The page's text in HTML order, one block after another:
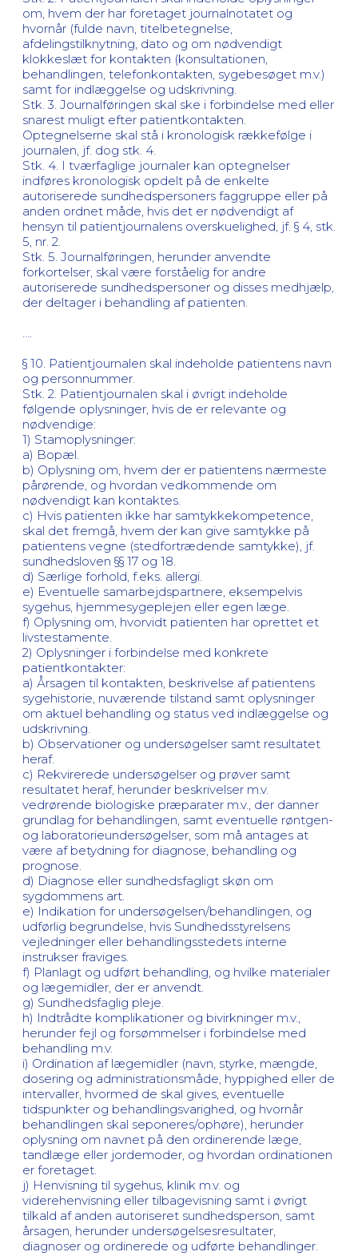
om, hvem der har foretaget journalnotatet og
hvornår (fulde navn, titelbetegnelse,
afdelingstilknytning, dato og om nødvendigt
klokkeslæt for kontakten (konsultationen,
behandlingen, telefonkontakten, sygebesøget m.v.)
samt for indlæggelse og udskrivning.
Stk. 3. Journalføringen skal ske i forbindelse med eller
snarest muligt efter patientkontakten.
Optegnelserne skal stå i kronologisk rækkefølge i
journalen, jf. dog stk. 4.
Stk. 4. I tværfaglige journaler kan optegnelser
indføres kronologisk opdelt på de enkelte
autoriserede sundhedspersoners faggruppe eller på
anden ordnet måde, hvis det er nødvendigt af
hensyn til patientjournalens overskuelighed, jf. § 4, stk.
5, nr. 2.
Stk. 5. Journalføringen, herunder anvendte
forkortelser, skal være forståelig for andre
autoriserede sundhedspersoner og disses medhjælp,
der deltager i behandling af patienten.
§ 10. Patientjournalen skal indeholde patientens navn
og personnummer.
Stk. 2. Patientjournalen skal i øvrigt indeholde
følgende oplysninger, hvis de er relevante og
nødvendige:
1) Stamoplysninger:
a) Bopæl.
b) Oplysning om, hvem der er patientens nærmeste
pårørende, og hvordan vedkommende om
nødvendigt kan kontaktes.
c) Hvis patienten ikke har samtykkekompetence,
skal det fremgå, hvem der kan give samtykke på
patientens vegne (stedfortrædende samtykke), jf.
sundhedsloven §§ 17 og 18.
d) Særlige forhold, f.eks. allergi.
e) Eventuelle samarbejdspartnere, eksempelvis
sygehus, hjemmesygeplejen eller egen læge.
f) Oplysning om, hvorvidt patienten har oprettet et
livstestamente.
2) Oplysninger i forbindelse med konkrete
patientkontakter:
a) Årsagen til kontakten, beskrivelse af patientens
sygehistorie, nuværende tilstand samt oplysninger
om aktuel behandling og status ved indlæggelse og
udskrivning.
b) Observationer og undersøgelser samt resultatet
heraf.
c) Rekvirerede undersøgelser og prøver samt
resultatet heraf, herunder beskrivelser m.v.
vedrørende biologiske præparater m.v., der danner
grundlag for behandlingen, samt eventuelle røntgen-
og laboratorieundersøgelser, som må antages at
være af betydning for diagnose, behandling og
prognose.
d) Diagnose eller sundhedsfagligt skøn om
sygdommens art.
e) Indikation for undersøgelsen/behandlingen, og
udførlig begrundelse, hvis Sundhedsstyrelsens
vejledninger eller behandlingsstedets interne
instrukser fraviges.
f) Planlagt og udført behandling, og hvilke materialer
og lægemidler, der er anvendt.
g) Sundhedsfaglig pleje.
h) Indtrådte komplikationer og bivirkninger m.v.,
herunder fejl og forsømmelser i forbindelse med
behandling m.v.
i) Ordination af lægemidler (navn, styrke, mængde,
dosering og administrationsmåde, hyppighed eller de
intervaller, hvormed de skal gives, eventuelle
tidspunkter og behandlingsvarighed, og hvornår
behandlingen skal seponeres/ophøre), herunder
oplysning om navnet på den ordinerende læge,
tandlæge eller jordemoder, og hvordan ordinationen
er foretaget.
j) Henvisning til sygehus, klinik m.v. og
viderehenvisning eller tilbagevisning samt i øvrigt
tilkald af anden autoriseret sundhedsperson, samt
årsagen, herunder undersøgelsesresultater,
diagnoser og ordinerede og udførte behandlinger.